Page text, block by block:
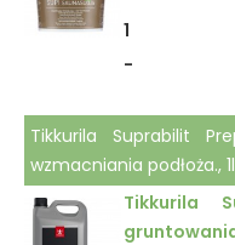
1
-
Tikkurila Suprabilit
wzmacniania podłoża., 1l
Tikkurila